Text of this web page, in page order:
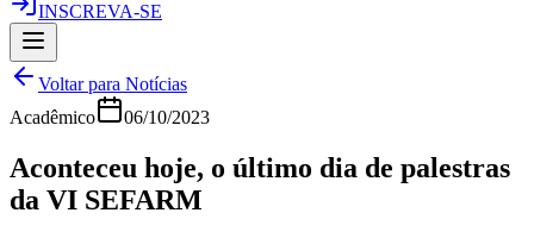
INSCREVA-SE
Voltar para Notícias
Acadêmico
06/10/2023
Aconteceu hoje, o último dia de palestras
da VI SEFARM